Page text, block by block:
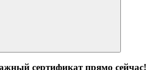
сертификат прямо сейчас!